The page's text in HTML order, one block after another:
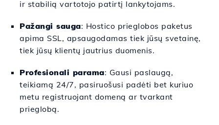
ir stabilią vartotojo patirtį lankytojams.
Pažangi sauga: Hostico prieglobos paketus
apima SSL, apsaugodamas tiek jūsų svetainę,
tiek jūsų klientų jautrius duomenis.
Profesionali parama: Gausi paslaugą,
teikiamą 24/7, pasiruošusi padėti bet kuriuo
metu registruojant domeną ar tvarkant
prieglobą.